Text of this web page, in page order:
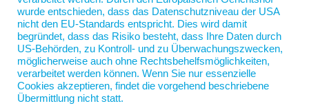
Nord-Coach Jan Scherping
Jahnstraße 5
wurde entschieden, dass das Datenschutzniveau der USA
nicht den EU-Standards entspricht. Dies wird damit
begründet, dass das Risiko besteht, dass Ihre Daten durch
US-Behörden, zu Kontroll- und zu Überwachungszwecken,
möglicherweise auch ohne Rechtsbehelfsmöglichkeiten,
verarbeitet werden können. Wenn Sie nur essenzielle
Cookies akzeptieren, findet die vorgehend beschriebene
Übermittlung nicht statt.